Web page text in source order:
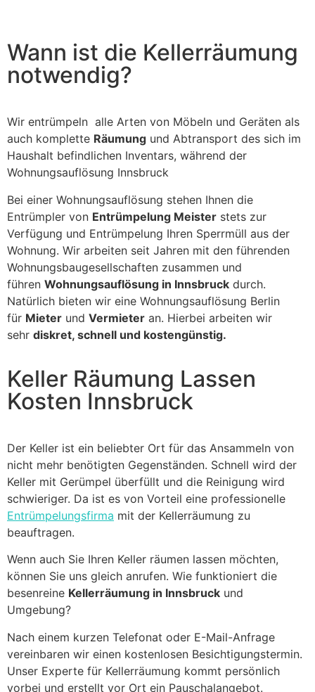
blank
Wann ist die Kellerräumung
notwendig?
Wir entrümpeln alle Arten von Möbeln und Geräten als
auch komplette Räumung und Abtransport des sich im
Haushalt befindlichen Inventars, während der
Wohnungsauflösung Innsbruck
Bei einer Wohnungsauflösung stehen Ihnen die
Entrümpler von Entrümpelung Meister stets zur
Verfügung und Entrümpelung Ihren Sperrmüll aus der
Wohnung. Wir arbeiten seit Jahren mit den führenden
Wohnungsbaugesellschaften zusammen und
führen Wohnungsauflösung in Innsbruck durch.
Natürlich bieten wir eine Wohnungsauflösung Berlin
für Mieter und Vermieter an. Hierbei arbeiten wir
sehr diskret, schnell und kostengünstig.
Keller Räumung Lassen
Kosten Innsbruck
Der Keller ist ein beliebter Ort für das Ansammeln von
nicht mehr benötigten Gegenständen. Schnell wird der
Keller mit Gerümpel überfüllt und die Reinigung wird
schwieriger. Da ist es von Vorteil eine professionelle
Entrümpelungsfirma mit der Kellerräumung zu
beauftragen.
Wenn auch Sie Ihren Keller räumen lassen möchten,
können Sie uns gleich anrufen. Wie funktioniert die
besenreine Kellerräumung in Innsbruck und
Umgebung?
Nach einem kurzen Telefonat oder E-Mail-Anfrage
vereinbaren wir einen kostenlosen Besichtigungstermin.
Unser Experte für Kellerräumung kommt persönlich
vorbei und erstellt vor Ort ein Pauschalangebot.